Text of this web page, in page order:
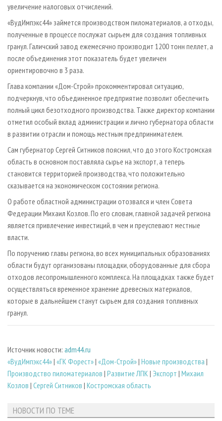
увеличение налоговых отчислений.
«ВудИмпэкс44» займется производством пиломатериалов, а отходы,
полученные в процессе послужат сырьем для создания топливных
гранул. Галичский завод ежемесячно производит 1200 тонн пеллет, а
после объединения этот показатель будет увеличен
ориентировочно в 3 раза.
Глава компании «Дом-Строй» прокомментировал ситуацию,
подчеркнув, что объединенное предприятие позволит обеспечить
полный цикл безотходного производства. Также директор компании
отметил особый вклад администрации и лично губернатора области
в развитии отрасли и помощь местным предпринимателем.
Сам губернатор Сергей Ситников пояснил, что до этого Костромская
область в основном поставляла сырье на экспорт, а теперь
становится территорией производства, что положительно
сказывается на экономическом состоянии региона.
О работе областной администрации отозвался и член Совета
Федерации Михаил Козлов. По его словам, главной задачей региона
является привлечение инвестиций, в чем и преуспевают местные
власти.
По поручению главы региона, во всех муниципальных образованиях
области будут организованы площадки, оборудованные для сбора
отходов лесопромышленного комплекса. На площадках также будет
осуществляться временное хранение древесных материалов,
которые в дальнейшем станут сырьем для создания топливных
гранул.
Источник новости: adm44.ru
«ВудИмпэкс44»| «ГК Форест»| «Дом-Строй»| Новые производства |
Производство пиломатериалов | Развитие ЛПК | Экспорт | Михаил
Козлов | Сергей Ситников | Костромская область
НОВОСТИ ПО ТЕМЕ